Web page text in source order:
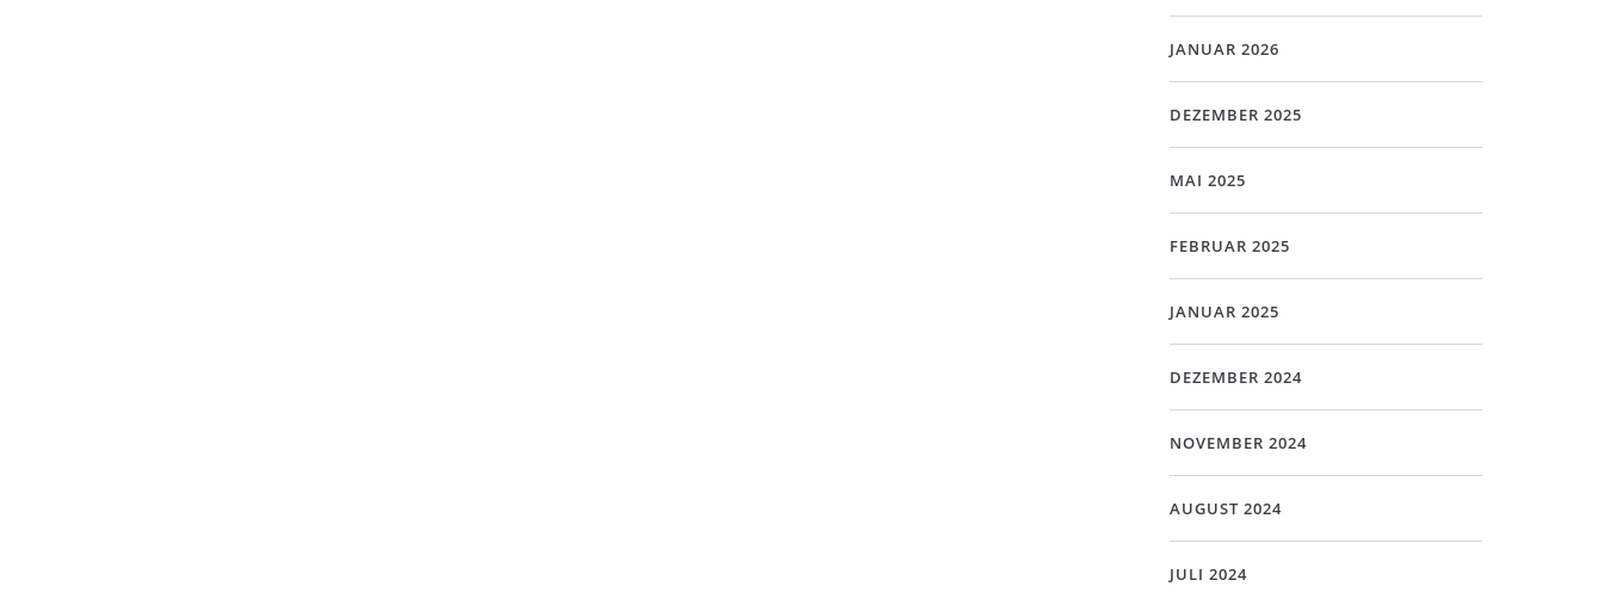
JANUAR 2026
DEZEMBER 2025
MAI 2025
FEBRUAR 2025
JANUAR 2025
DEZEMBER 2024
NOVEMBER 2024
AUGUST 2024
JULI 2024